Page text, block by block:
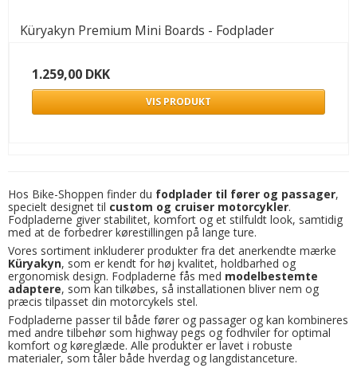
Küryakyn Premium Mini Boards - Fodplader
1.259,00 DKK
VIS PRODUKT
Hos Bike-Shoppen finder du fodplader til fører og passager,
specielt designet til custom og cruiser motorcykler.
Fodpladerne giver stabilitet, komfort og et stilfuldt look, samtidig
med at de forbedrer kørestillingen på lange ture.
Vores sortiment inkluderer produkter fra det anerkendte mærke
Küryakyn, som er kendt for høj kvalitet, holdbarhed og
ergonomisk design. Fodpladerne fås med modelbestemte
adaptere, som kan tilkøbes, så installationen bliver nem og
præcis tilpasset din motorcykels stel.
Fodpladerne passer til både fører og passager og kan kombineres
med andre tilbehør som highway pegs og fodhviler for optimal
komfort og køreglæde. Alle produkter er lavet i robuste
materialer, som tåler både hverdag og langdistanceture.